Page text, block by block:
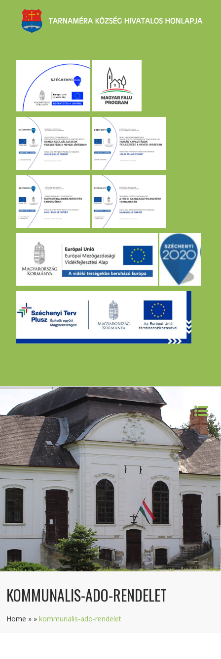
KOMMUNALIS-ADO-RENDELET
Home » »kommunalis-ado-rendelet